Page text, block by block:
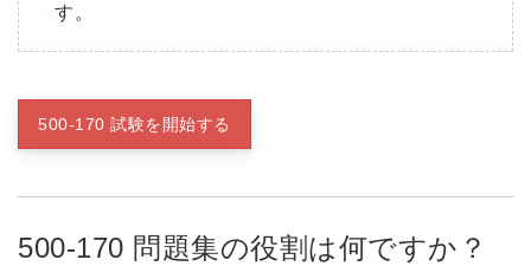
す。
500-170 試験を開始する
500-170 問題集の役割は何ですか？